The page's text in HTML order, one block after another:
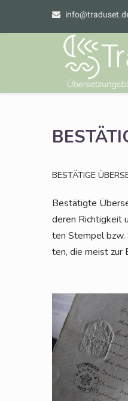
BESTÄTIGE
Bestä­tig­te
deren Rich­tig­keit
ten Stem­pel
ten, die meist zur